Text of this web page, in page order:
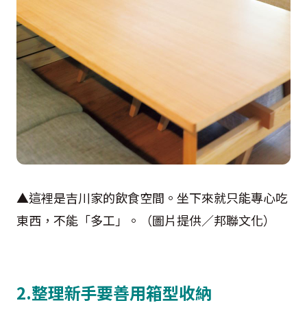
▲這裡是吉川家的飲食空間。坐下來就只能專心吃
東西，不能「多工」。（圖片提供／邦聯文化）
2.整理新手要善用箱型收納